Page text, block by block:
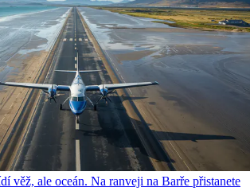
věž, ale oceán. Na ranveji na Barře přistanete